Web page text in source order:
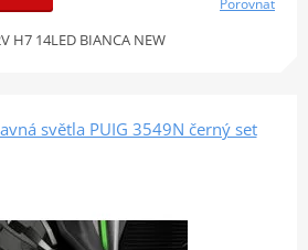
Porovnat
H7 14LED BIANCA NEW
světla PUIG 3549N černý set